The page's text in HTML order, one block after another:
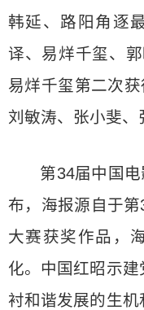
韩延、路阳角逐
译、易烊千玺、
易烊千玺第二次获
刘敏涛、张小斐、
第34届中国
布，海报源自于
大赛获奖作品，
化。中国红昭示
衬和谐发展的生